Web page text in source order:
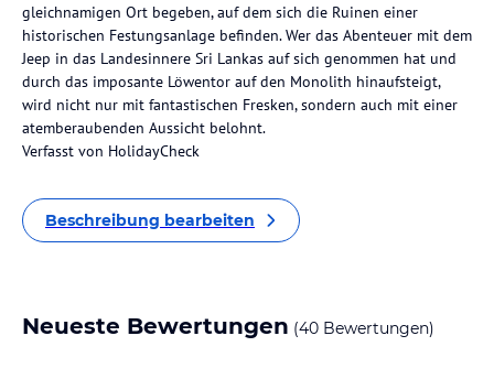
gleichnamigen Ort begeben, auf dem sich die Ruinen einer
historischen Festungsanlage befinden. Wer das Abenteuer mit dem
Jeep in das Landesinnere Sri Lankas auf sich genommen hat und
durch das imposante Löwentor auf den Monolith hinaufsteigt,
wird nicht nur mit fantastischen Fresken, sondern auch mit einer
atemberaubenden Aussicht belohnt.
Verfasst von HolidayCheck
Beschreibung bearbeiten
Neueste Bewertungen (40 Bewertungen)